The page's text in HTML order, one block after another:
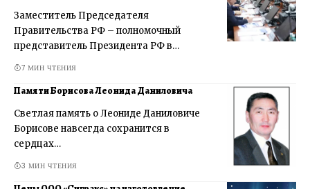
Заместитель Председателя
Правительства РФ – полномочный
представитель Президента РФ в…
7 МИН ЧТЕНИЯ
Памяти Борисова Леонида Даниловича
Светлая память о Леониде Даниловиче
Борисове навсегда сохранится в
сердцах…
3 МИН ЧТЕНИЯ